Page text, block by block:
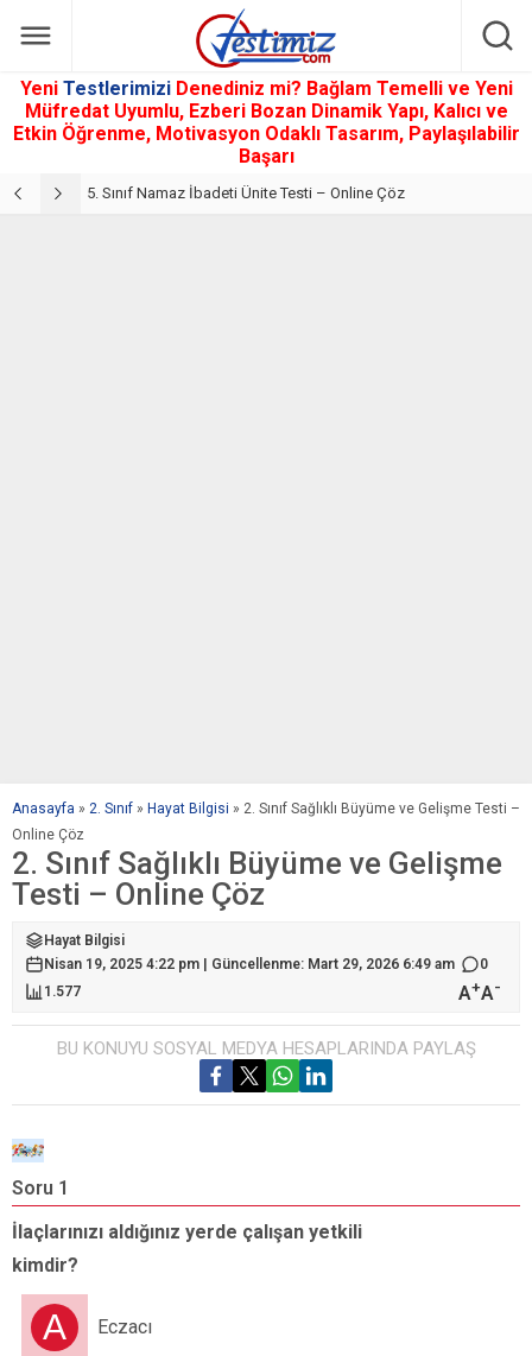
Yeni Testlerimizi Denediniz mi? Bağlam Temelli ve Yeni
Müfredat Uyumlu, Ezberi Bozan Dinamik Yapı, Kalıcı ve
Etkin Öğrenme, Motivasyon Odaklı Tasarım, Paylaşılabilir
Başarı
5. Sınıf Namaz İbadeti Ünite Testi – Online Çöz
Anasayfa » 2. Sınıf » Hayat Bilgisi » 2. Sınıf Sağlıklı Büyüme ve Gelişme Testi –
Online Çöz
2. Sınıf Sağlıklı Büyüme ve Gelişme
Testi – Online Çöz
Hayat Bilgisi
Nisan 19, 2025 4:22 pm | Güncellenme: Mart 29, 2026 6:49 am
0
1.577
A+A-
BU KONUYU SOSYAL MEDYA HESAPLARINDA PAYLAŞ
Soru 1
İlaçlarınızı aldığınız yerde çalışan yetkili
kimdir?
A Eczacı